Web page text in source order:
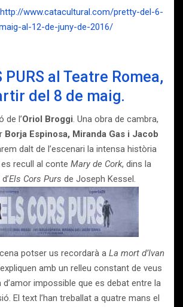
http://www.catacultural.com/pretty-del-6-
al-12-de-juny-de-2016/
PURS al Teatre Romea,
del 8 de maig.
de l’Oriol Broggi. Una obra de cambra,
Borja Espinosa, Miranda Gas i Jacob
dalt de l’escenari la intensa història
recull al conte Mary de Cork, dins la
Els Cors Purs de Joseph Kessel.
potser us recordarà a La mort d’Ivan
amb un relleu constant de veus
impossible que es debat entre la
El text l’han treballat a quatre mans el